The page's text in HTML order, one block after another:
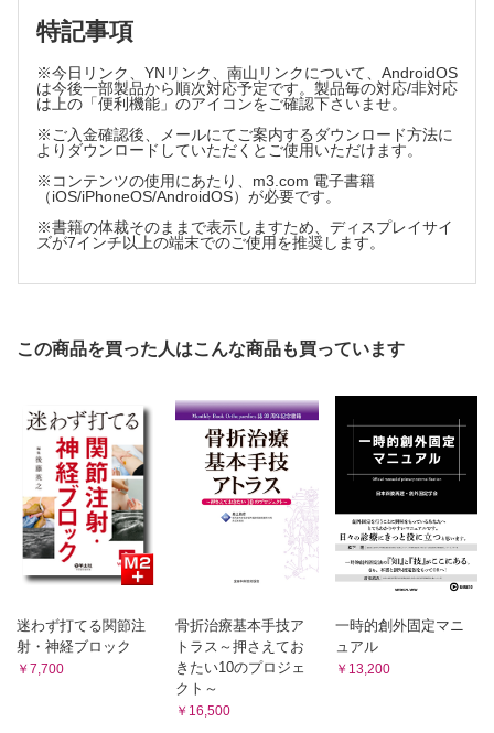
特記事項
※今日リンク、YNリンク、南山リンクについて、AndroidOS
は今後一部製品から順次対応予定です。製品毎の対応/非対応
は上の「便利機能」のアイコンをご確認下さいませ。
※ご入金確認後、メールにてご案内するダウンロード方法に
よりダウンロードしていただくとご使用いただけます。
※コンテンツの使用にあたり、m3.com 電子書籍
（iOS/iPhoneOS/AndroidOS）が必要です。
※書籍の体裁そのままで表示しますため、ディスプレイサイ
ズが7インチ以上の端末でのご使用を推奨します。
この商品を買った人はこんな商品も買っています
迷わず打てる関節注
射・神経ブロック
￥7,700
骨折治療基本手技ア
トラス～押さえてお
きたい10のプロジェ
クト～
￥16,500
一時的創外固定マニ
ュアル
￥13,200